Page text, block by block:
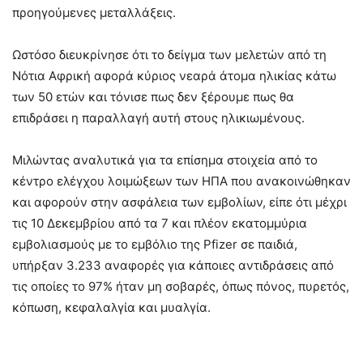
προηγούμενες μεταλλάξεις.
Ωστόσο διευκρίνησε ότι το δείγμα των μελετών από τη
Νότια Αφρική αφορά κύριος νεαρά άτομα ηλικίας κάτω
των 50 ετών και τόνισε πως δεν ξέρουμε πως θα
επιδράσει η παραλλαγή αυτή στους ηλικιωμένους.
Μιλώντας αναλυτικά για τα επίσημα στοιχεία από το
κέντρο ελέγχου λοιμώξεων των ΗΠΑ που ανακοινώθηκαν
και αφορούν στην ασφάλεια των εμβολίων, είπε ότι μέχρι
τις 10 Δεκεμβρίου από τα 7 και πλέον εκατομμύρια
εμβολιασμούς με το εμβόλιο της Pfizer σε παιδιά,
υπήρξαν 3.233 αναφορές για κάποιες αντιδράσεις από
τις οποίες το 97% ήταν μη σοβαρές, όπως πόνος, πυρετός,
κόπωση, κεφαλαλγία και μυαλγία.